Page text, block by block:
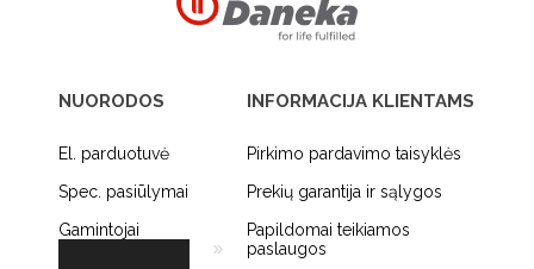
NUORODOS
El. parduotuvė
Spec. pasiūlymai
Gamintojai
INFORMACIJA KLIENTAMS
Pirkimo pardavimo taisyklės
Prekių garantija ir sąlygos
Papildomai teikiamos
paslaugos